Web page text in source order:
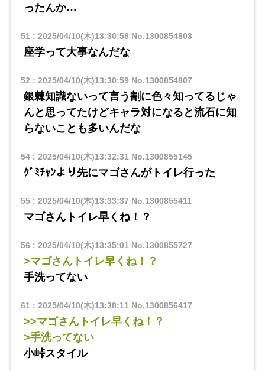
ったんか…
51 : 2025/04/10(木)13:30:58No.1300854803
座学って大事なんだな
52 : 2025/04/10(木)13:30:59No.1300854807
銀棘知識ないって言う割に色々知ってるじゃ
んと思ってたけどキャラ対になると流石に知
らないことも多いんだな
54: 2025/04/10(木)13:32:31 No.1300855145
ｸﾞﾐﾁｬﾝより先にマゴさんがトイレ行った
55: 2025/04/10(木)13:33:37 No.1300855411
マゴさんトイレ早くね！？
56 : 2025/04/10(木)13:35:01 No.1300855727
>マゴさんトイレ早くね！？
手洗ってない
61 : 2025/04/10(木)13:38:11 No.1300856417
>>マゴさんトイレ早くね！？
>手洗ってない
小峠スタイル